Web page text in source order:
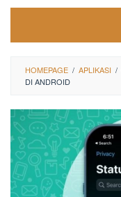
HOMEPAGE / APLIKASI /
DI ANDROID